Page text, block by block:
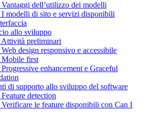
dell’utilizzo dei modelli
I modelli di sito e servizi disponibili
allo sviluppo
Attività preliminari
design responsivo e accessibile
Mobile first
enhancement e Graceful
di supporto allo sviluppo del software
detection
le feature disponibili con Can I